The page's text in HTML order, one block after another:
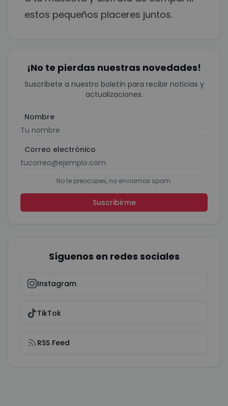
estos pequeños placeres juntos.
¡No te pierdas nuestras novedades!
Suscríbete a nuestro boletín para recibir noticias y
actualizaciones.
Nombre
Correo electrónico
No te preocupes, no enviamos spam.
Suscribirme
Síguenos en redes sociales
Instagram
TikTok
RSS Feed